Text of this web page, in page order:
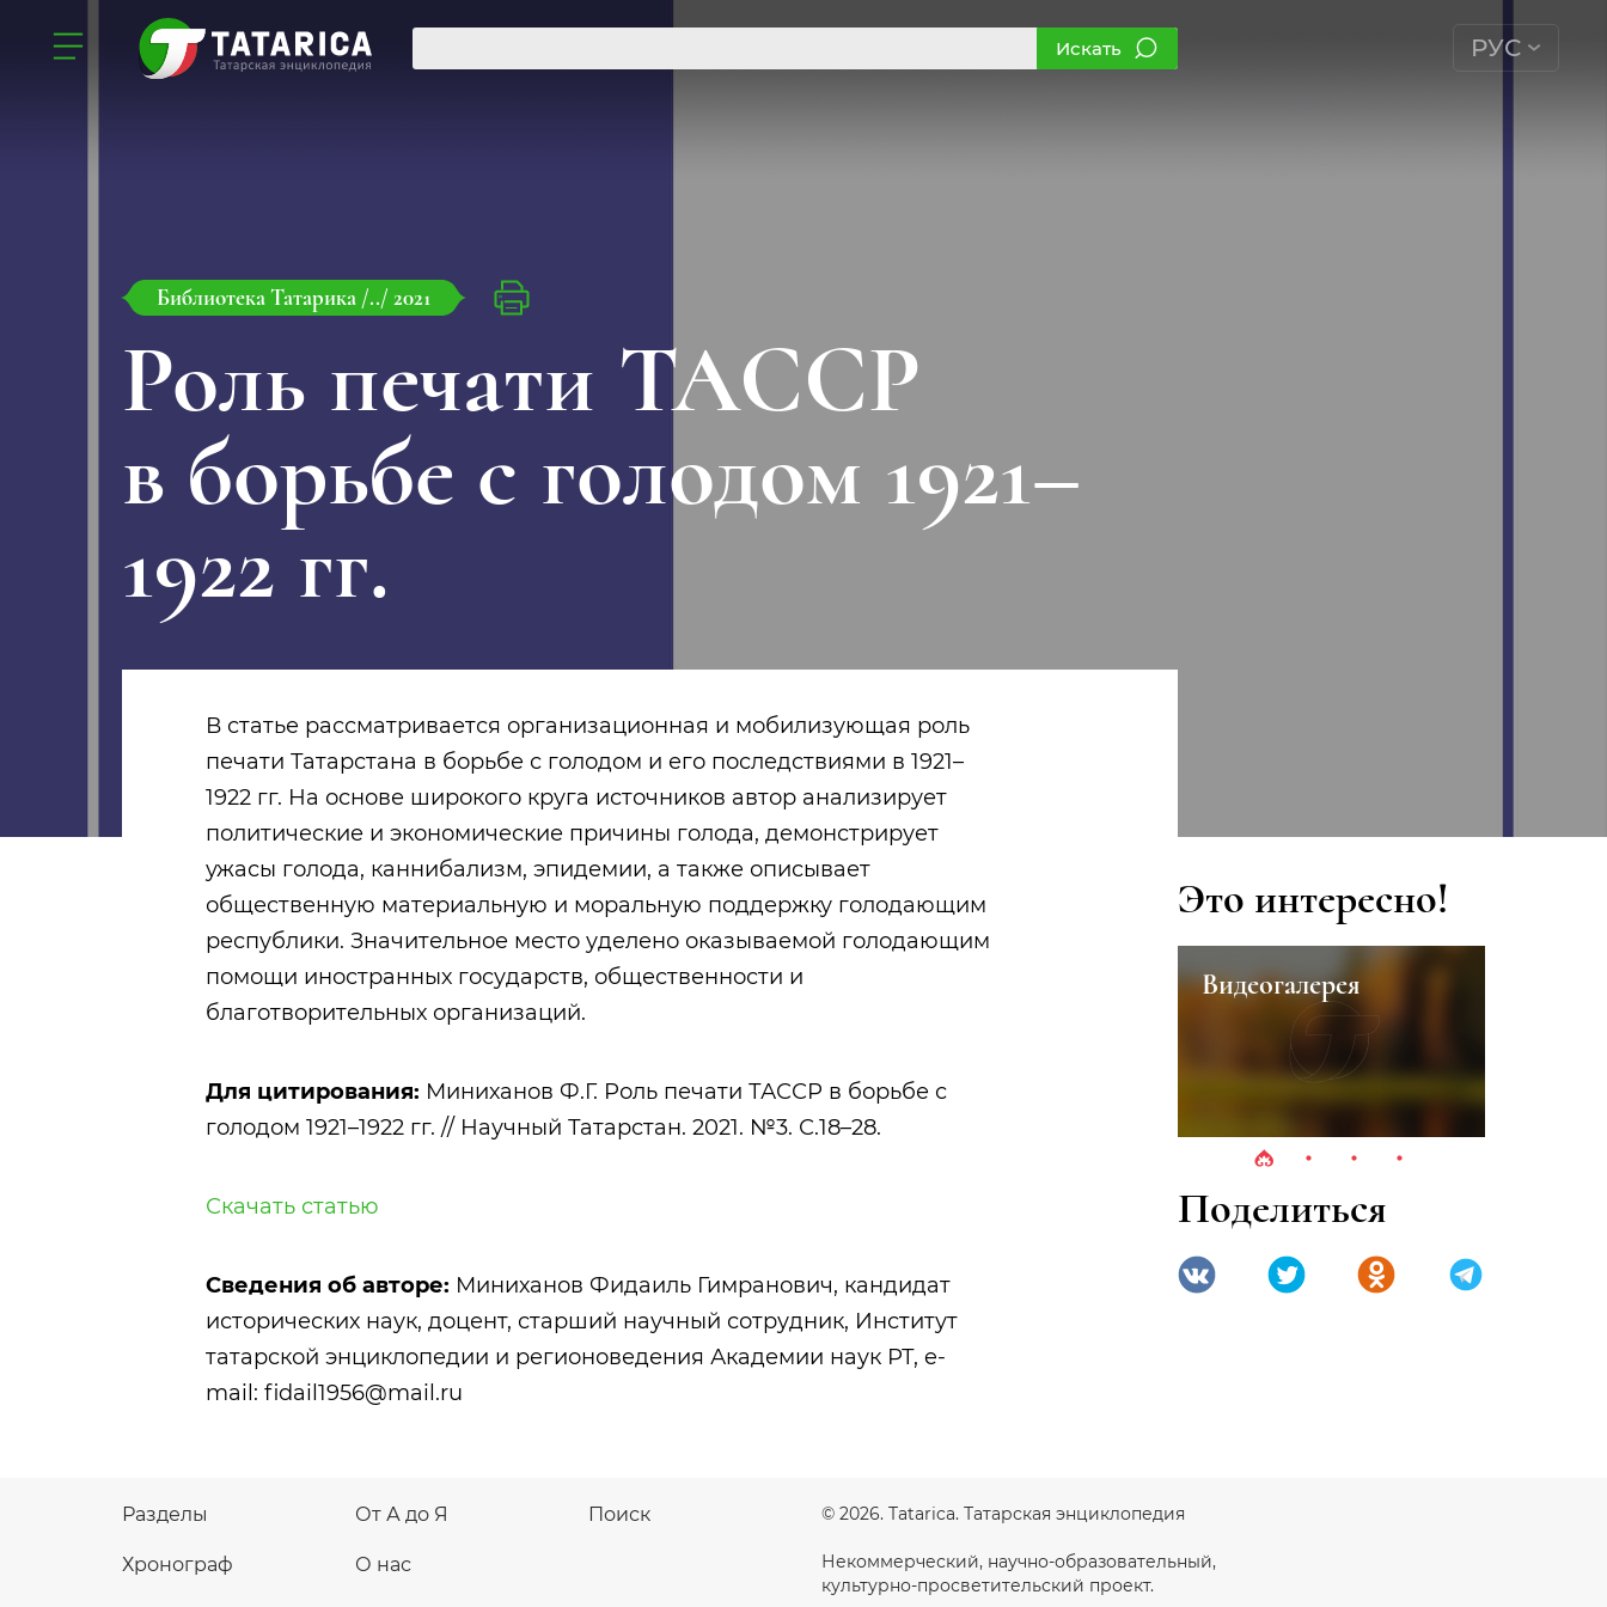
Искать РУС
Библиотека Татарика /../ 2021
Роль печати ТАССР
в борьбе с голодом 1921–
1922 гг.
В статье рассматривается организационная и мобилизующая роль
печати Татарстана в борьбе с голодом и его последствиями в 1921–
1922 гг. На основе широкого круга источников автор анализирует
политические и экономические причины голода, демонстрирует
ужасы голода, каннибализм, эпидемии, а также описывает
общественную материальную и моральную поддержку голодающим
республики. Значительное место уделено оказываемой голодающим
помощи иностранных государств, общественности и
благотворительных организаций.
Для цитирования: Миниханов Ф.Г. Роль печати ТАССР в борьбе с
голодом 1921–1922 гг. // Научный Татарстан. 2021. №3. С.18–28.
Скачать статью
Сведения об авторе: Миниханов Фидаиль Гимранович, кандидат
исторических наук, доцент, старший научный сотрудник, Институт
татарской энциклопедии и регионоведения Академии наук РТ, e-
mail: fidail1956@mail.ru
Это интересно!
Видеогалерея
Поделиться
Разделы
Хронограф
От А до Я
О нас
Поиск © 2026. Tatarica. Татарская энциклопедия
Некоммерческий, научно-образовательный,
культурно-просветительский проект.